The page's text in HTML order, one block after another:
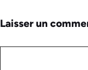
Laisser un